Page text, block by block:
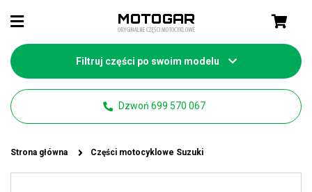
Filtruj części po swoim modelu
Dzwoń 699 570 067
Strona główna Części motocyklowe Suzuki